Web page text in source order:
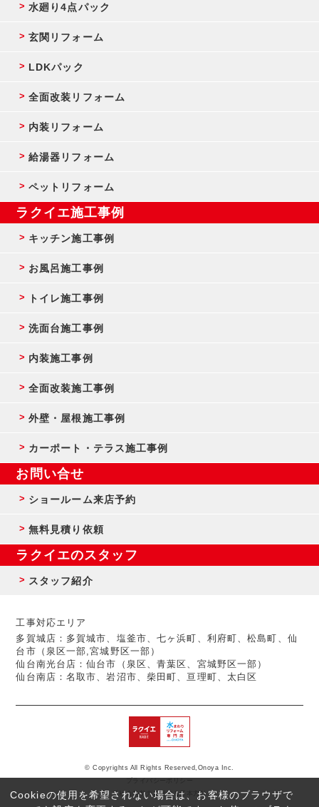
Cookieの使用を希望されない場合は、お客様のブラウザで
反社会的勢力に対する基本方針
© Copyrights All Rights Reserved,Onoya Inc.
水廻り4点パック
玄関リフォーム
LDKパック
全面改装リフォーム
内装リフォーム
給湯器リフォーム
ペットリフォーム
ラクイエ施工事例
キッチン施工事例
お風呂施工事例
トイレ施工事例
洗面台施工事例
内装施工事例
全面改装施工事例
外壁・屋根施工事例
カーポート・テラス施工事例
お問い合せ
ショールーム来店予約
無料見積り依頼
ラクイエのスタッフ
スタッフ紹介
工事対応エリア
多賀城店：多賀城市、塩釜市、七ヶ浜町、利府町、松島町、仙
台市（泉区一部,宮城野区一部）
仙台南光台店：仙台市（泉区、青葉区、宮城野区一部）
仙台南店：名取市、岩沼市、柴田町、亘理町、太白区